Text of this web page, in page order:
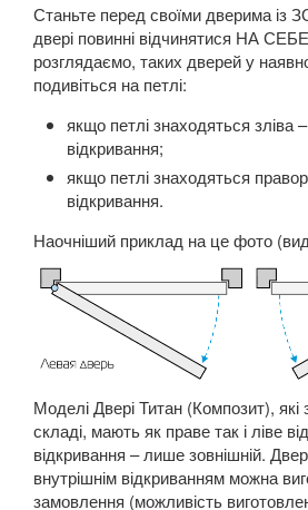
Станьте перед своїми дверима
двері повинні відчинятися НА
розглядаємо, таких дверей у
подивіться на петлі:
якщо петлі знаходяться зліва
відкривання;
якщо петлі знаходяться
відкривання.
Наочніший приклад на це фото
Моделі Двері Титан (Композит), які
складі, мають як праве так і ліве
відкривання – лише зовнішній.
внутрішнім відкриванням можна
замовлення (можливість